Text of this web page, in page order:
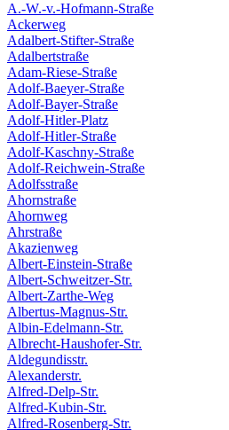
A.-W.-v.-Hofmann-Straße
Ackerweg
Adalbert-Stifter-Straße
Adalbertstraße
Adam-Riese-Straße
Adolf-Baeyer-Straße
Adolf-Bayer-Straße
Adolf-Hitler-Platz
Adolf-Hitler-Straße
Adolf-Kaschny-Straße
Adolf-Reichwein-Straße
Adolfsstraße
Ahornstraße
Ahornweg
Ahrstraße
Akazienweg
Albert-Einstein-Straße
Albert-Schweitzer-Str.
Albert-Zarthe-Weg
Albertus-Magnus-Str.
Albin-Edelmann-Str.
Albrecht-Haushofer-Str.
Aldegundisstr.
Alexanderstr.
Alfred-Delp-Str.
Alfred-Kubin-Str.
Alfred-Rosenberg-Str.